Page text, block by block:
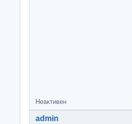
Неактивен
admin